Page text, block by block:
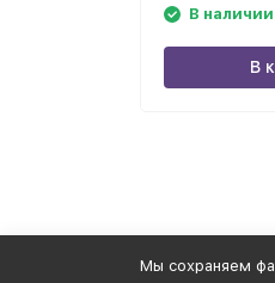
В наличии
В
Мы cохраняем